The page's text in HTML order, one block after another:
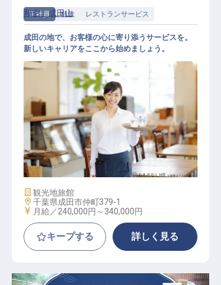
正社員 料飲 レストランサービス
レストランサービス
和空 成田山
成田の地で、お客様の心に寄り添うサービスを。
新しいキャリアをここから始めましょう。
施設業態
観光地旅館
勤務地
千葉県成田市仲町379-1
給与
月給／240,000円～ 340,000円
キープする 詳しく見る